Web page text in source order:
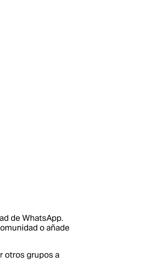
de WhatsApp.
o añade
otros grupos a